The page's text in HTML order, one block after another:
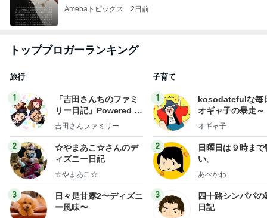
Amebaトピックス 2日前
トップブロガーランキング
旅行
1
「吉田さんちのファミ
リー日記」Powered b
y Ameba 吉田さんファ
ログ
吉田さんファミリー
2
☆やまあこ☆さんのデ
ィズニー日記
☆やまあこ☆
3
日々是甘露2〜ディズニ
ー風味〜
子育て
1
kosodatefulな毎
オギャ子の暴走～
オギャ子
2
日曜日は９時まで
い。
あべかわ
3
四十路シンパパの
日記